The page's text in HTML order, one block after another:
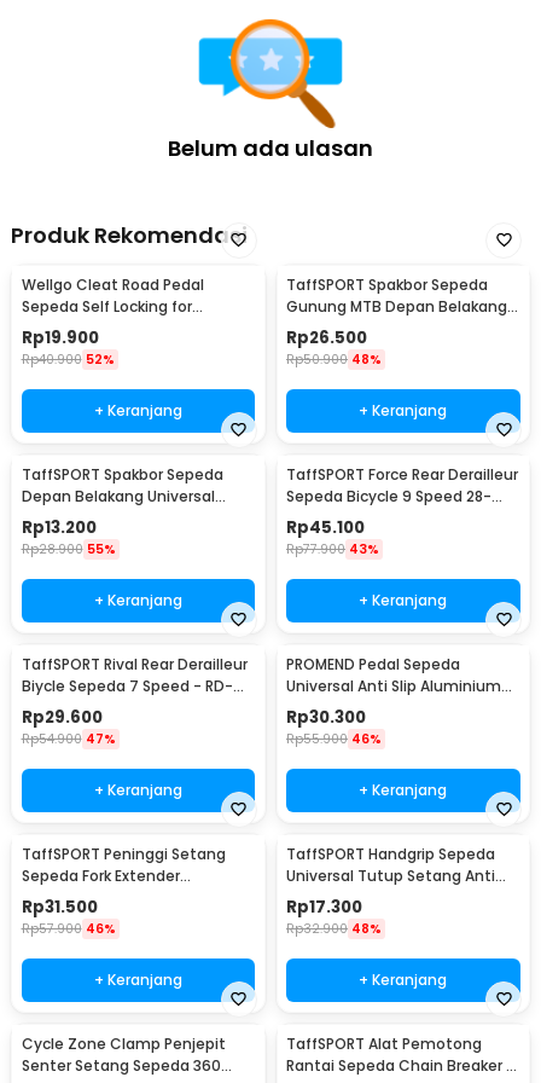
2 x BENGGUO Handgrip Sepeda Universal Tutup Setang Anti Slip
Handlebar - BPG-111
2 x Penutup Lubang Gagang
Belum ada ulasan
Produk Rekomendasi
Wellgo Cleat Road Pedal
Sepeda Self Locking for
Shimano SM-SH11 SPD-L
Rp19.900
Rp40.900 52%
+ Keranjang
TaffSPORT Spakbor Sepeda
Gunung MTB Depan Belakang
Anti Cipratan - Y901
Rp26.500
Rp50.900 48%
+ Keranjang
TaffSPORT Spakbor Sepeda
Depan Belakang Universal
Clamp Dua Warna - BQ541
Rp13.200
Rp28.900 55%
+ Keranjang
TaffSPORT Force Rear Derailleur
Sepeda Bicycle 9 Speed 28-
34T - RD-M390
Rp45.100
Rp77.900 43%
+ Keranjang
TaffSPORT Rival Rear Derailleur
Biycle Sepeda 7 Speed - RD-
TX35
Rp29.600
Rp54.900 47%
+ Keranjang
PROMEND Pedal Sepeda
Universal Anti Slip Aluminium
Alloy - JT410
Rp30.300
Rp55.900 46%
+ Keranjang
TaffSPORT Peninggi Setang
Sepeda Fork Extender
Aluminium Alloy 121mm - SD53
Rp31.500
Rp57.900 46%
+ Keranjang
TaffSPORT Handgrip Sepeda
Universal Tutup Setang Anti
Slip Handlebar - CL8455
Rp17.300
Rp32.900 48%
+ Keranjang
Cycle Zone Clamp Penjepit
Senter Setang Sepeda 360
TaffSPORT Alat Pemotong
Rantai Sepeda Chain Breaker -